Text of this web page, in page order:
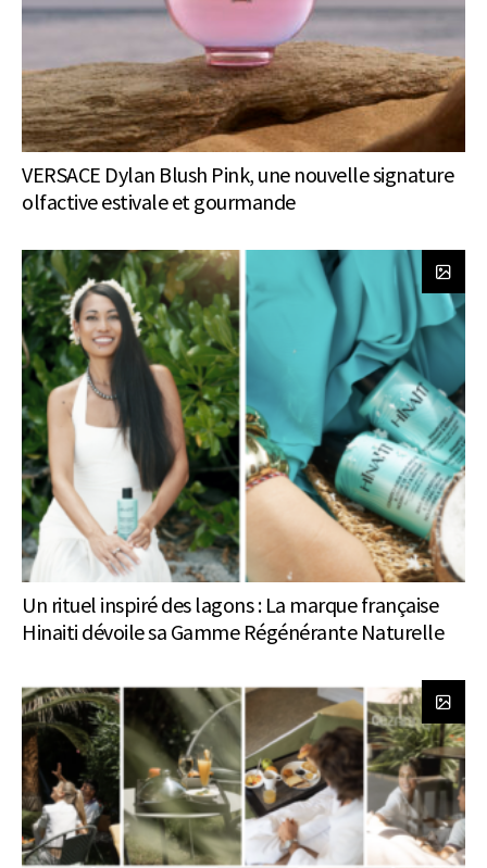
VERSACE Dylan Blush Pink, une nouvelle signature
olfactive estivale et gourmande
Un rituel inspiré des lagons : La marque française
Hinaiti dévoile sa Gamme Régénérante Naturelle